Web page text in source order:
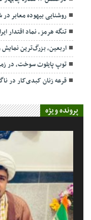
روشنایی بیهوده معابر
تنگه هرمز، نماد اقتدار
اربعین، بزرگ‌ترین
توپ پایلوت سوخت، در
قرعه زنان کبدی‌کار در
پرونده ویژه